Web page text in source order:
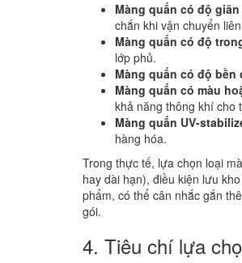
Màng quấn có độ
chắn khi vận chuyển
Màng quấn có độ
lớp phủ.
Màng quấn có độ bền
Màng quấn có màu
khả năng thông khí cho
Màng quấn UV-
hàng hóa.
Trong thực tế, lựa chọn loại
hay dài hạn), điều kiện lưu
phẩm, có thể cân nhắc gắn
gói.
4. Tiêu chí lựa